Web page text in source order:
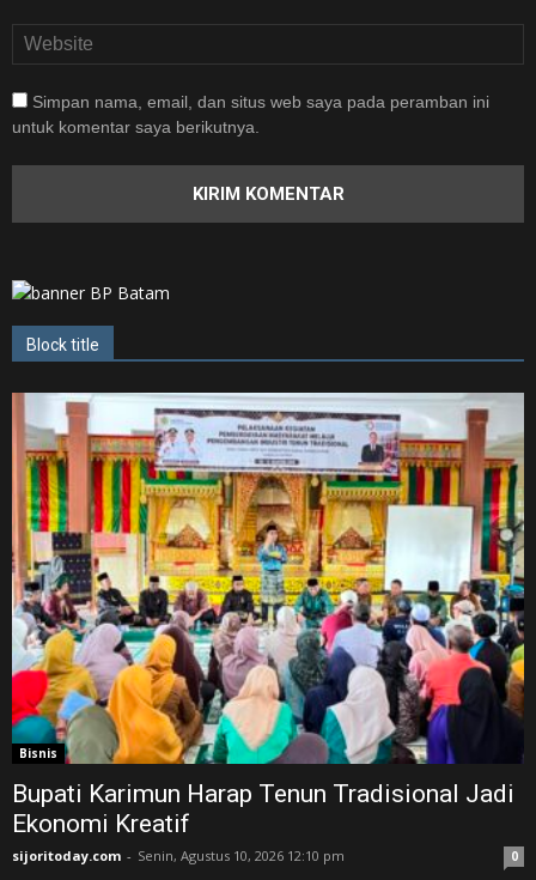
Simpan nama, email, dan situs web saya pada peramban ini
untuk komentar saya berikutnya.
Block title
Bisnis
Bupati Karimun Harap Tenun Tradisional Jadi
Ekonomi Kreatif
sijoritoday.com - Senin, Agustus 10, 2026 12:10 pm 0